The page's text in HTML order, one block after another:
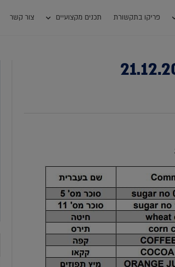
פריקו בתקשורת תכנים מקצועיים צור קשר